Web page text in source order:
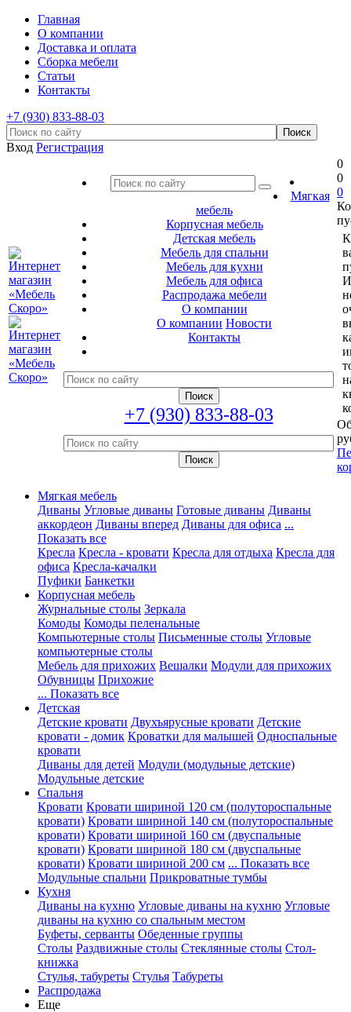
Главная
О компании
Доставка и оплата
Сборка мебели
Статьи
Контакты
+7 (930) 833-88-03
Вход Регистрация
Мягкая
мебель
Корпусная мебель
Детская мебель
Мебель для спальни
Мебель для кухни
Мебель для офиса
Распродажа мебели
О компании
О компании Новости
Контакты
+7 (930) 833-88-03
0
0
0
Мягкая мебель
Диваны Угловые диваны Готовые диваны Диваны
аккордеон Диваны вперед Диваны для офиса ...
Показать все
Кресла Кресла - кровати Кресла для отдыха Кресла для
офиса Кресла-качалки
Пуфики Банкетки
Корпусная мебель
Журнальные столы Зеркала
Комоды Комоды пеленальные
Компьютерные столы Письменные столы Угловые
компьютерные столы
Мебель для прихожих Вешалки Модули для прихожих
Обувницы Прихожие
... Показать все
Детская
Детские кровати Двухъярусные кровати Детские
кровати - домик Кроватки для малышей Односпальные
кровати
Диваны для детей Модули (модульные детские)
Модульные детские
Спальня
Кровати Кровати шириной 120 см (полутороспальные
кровати) Кровати шириной 140 см (полутороспальные
кровати) Кровати шириной 160 см (двуспальные
кровати) Кровати шириной 180 см (двуспальные
кровати) Кровати шириной 200 см ... Показать все
Модульные спальни Прикроватные тумбы
Кухня
Диваны на кухню Угловые диваны на кухню Угловые
диваны на кухню со спальным местом
Буфеты, серванты Обеденные группы
Столы Раздвижные столы Стеклянные столы Стол-
книжка
Стулья, табуреты Стулья Табуреты
Распродажа
Еще